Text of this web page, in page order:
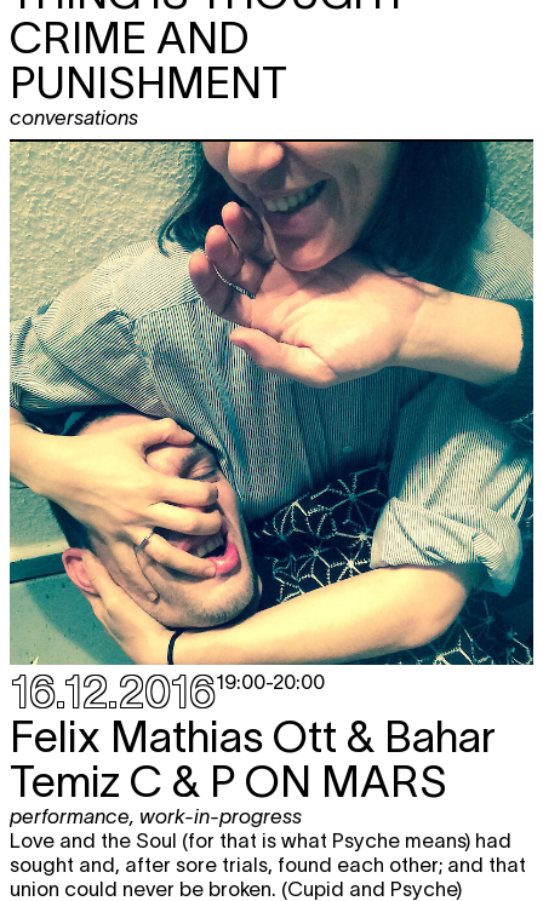
CRIME AND
PUNISHMENT
conversations
16.12.201619:00-20:00
Felix Mathias Ott & Bahar
Temiz C & P ON MARS
performance, work-in-progress
Love and the Soul (for that is what Psyche means) had
sought and, after sore trials, found each other; and that
union could never be broken. (Cupid and Psyche)